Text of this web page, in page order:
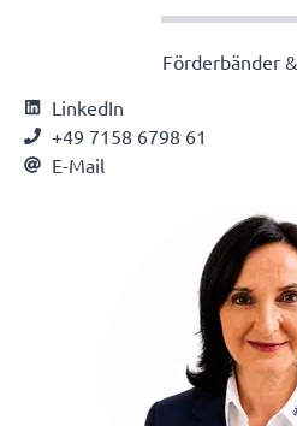
Förderbänder
LinkedIn
+49 7158 6798 61
E-Mail